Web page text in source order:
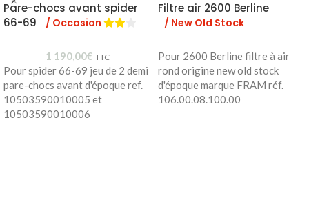
Pare-chocs avant spider
66-69
/ Occasion
1 190,00€ TTC
Pour spider 66-69 jeu de 2 demi
pare-chocs avant d'époque ref.
10503590010005 et
10503590010006
Filtre air 2600 Berline
/ New Old Stock
Pour 2600 Berline filtre à air
rond origine new old stock
d'époque marque FRAM réf.
106.00.08.100.00